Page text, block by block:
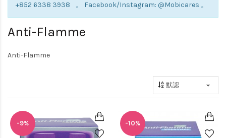
+852 6338 3938 。 Facebook/Instagram: @Mobicares 。
Anti-Flamme
Anti-Flamme
-9% -10%